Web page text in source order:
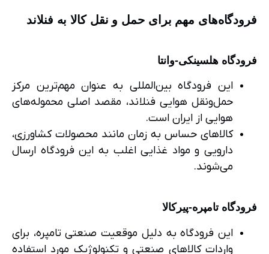
فرودگاه‌های مهم برای حمل و نقل کالا به فنلاند
فرودگاه هلسینکی-وانتا
این فرودگاه بین‌المللی به عنوان مهم‌ترین مرکز
حمل‌ونقل هوایی فنلاند، مقصد اصلی محموله‌های
هوایی از ایران است.
کالاهای حساس به زمان مانند محصولات کشاورزی،
دارویی و مواد غذایی اغلب به این فرودگاه ارسال
می‌شوند.
فرودگاه تامپره-پیرکالا
این فرودگاه به دلیل موقعیت صنعتی تامپره، برای
واردات کالاهای صنعتی و تکنولوژیک مورد استفاده